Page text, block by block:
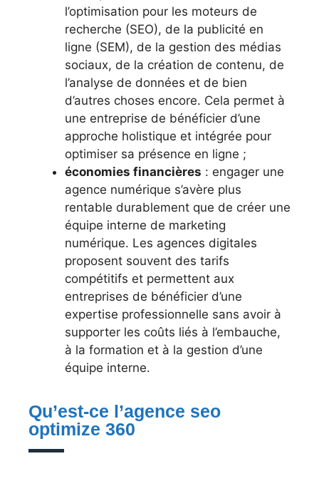
l’optimisation pour les moteurs de
recherche (SEO), de la publicité en
ligne (SEM), de la gestion des médias
sociaux, de la création de contenu, de
l’analyse de données et de bien
d’autres choses encore. Cela permet à
une entreprise de bénéficier d’une
approche holistique et intégrée pour
optimiser sa présence en ligne ;
économies financières : engager une
agence numérique s’avère plus
rentable durablement que de créer une
équipe interne de marketing
numérique. Les agences digitales
proposent souvent des tarifs
compétitifs et permettent aux
entreprises de bénéficier d’une
expertise professionnelle sans avoir à
supporter les coûts liés à l’embauche,
à la formation et à la gestion d’une
équipe interne.
Qu’est-ce l’agence seo
optimize 360